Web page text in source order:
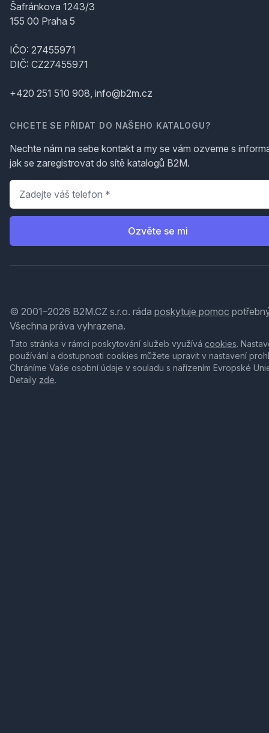
Šafránkova 1243/3
155 00 Praha 5
IČO: 27455971
DIČ: CZ27455971
+420 251 510 908, info@b2m.cz
CHCETE SE PŘIDAT DO NAŠEHO KATALOGU?
Nechte nám na sebe kontakt a my se vám ozveme s
jak se zaregistrovat do sítě katalogů B2M.
Telefon
Ozvěte se mi
© 2001–2026 B2M.CZ s.r.o. ráda poskytuje pomoc
Všechna práva vyhrazena.
Tato stránka v rámci poskytování služeb využívá cookies.
používání a dostupnosti cookies můžete upravit v nastavení
Chráníme Vaše osobní údaje v souladu s nařízením Evropské
Detaily zde.